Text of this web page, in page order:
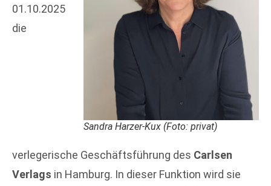
Sandra Harzer-Kux (Foto: privat)
01.10.2025
die
verlegerische Geschäftsführung des Carlsen
Verlags in Hamburg. In dieser Funktion wird sie